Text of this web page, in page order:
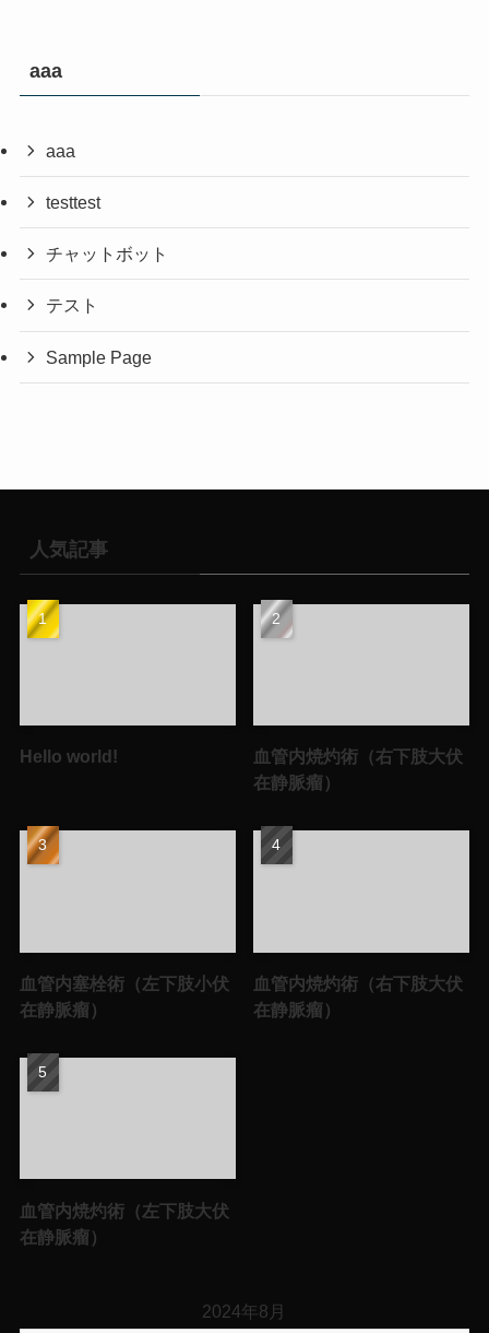
aaa
aaa
testtest
チャットボット
テスト
Sample Page
人気記事
Hello world!
血管内焼灼術（右下肢大伏
在静脈瘤）
血管内塞栓術（左下肢小伏
在静脈瘤）
血管内焼灼術（右下肢大伏
在静脈瘤）
血管内焼灼術（左下肢大伏
在静脈瘤）
2024年8月